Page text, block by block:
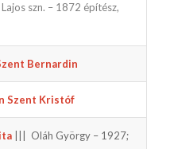
szn. – 1872 építész,
Bernardin
Szent Kristóf
||| Oláh György – 1927;